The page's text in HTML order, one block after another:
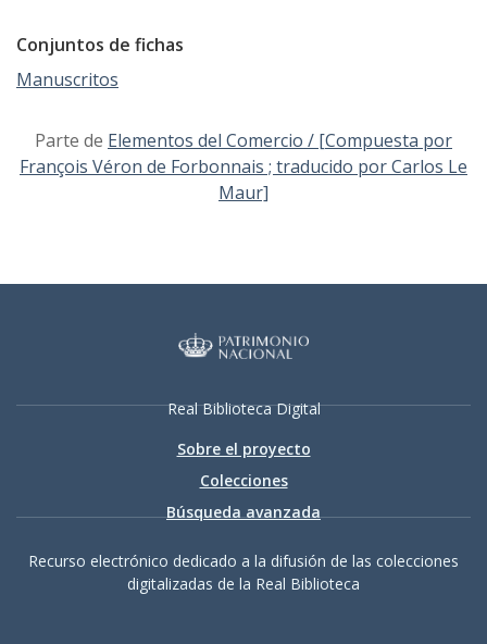
Conjuntos de fichas
Manuscritos
Parte de Elementos del Comercio / [Compuesta por
François Véron de Forbonnais ; traducido por Carlos Le
Maur]
Real Biblioteca Digital
Sobre el proyecto
Colecciones
Búsqueda avanzada
Recurso electrónico dedicado a la difusión de las colecciones
digitalizadas de la Real Biblioteca